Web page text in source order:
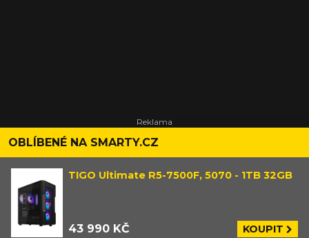
OBLÍBENÉ NA SMARTY.CZ
TIGO Ultimate R5-7500F, 5070 - 1TB 32GB
43 990 KČ KOUPIT